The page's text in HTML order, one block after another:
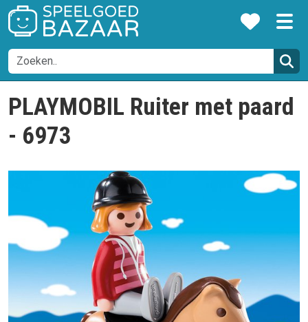
PLAYMOBIL Ruiter met paard
- 6973